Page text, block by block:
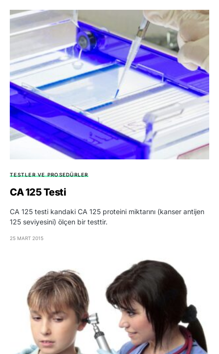
TESTLER VE PROSEDÜRLER
CA 125 Testi
CA 125 testi kandaki CA 125 proteini miktarını (kanser antijen
125 seviyesini) ölçen bir testtir.
25 MART 2015